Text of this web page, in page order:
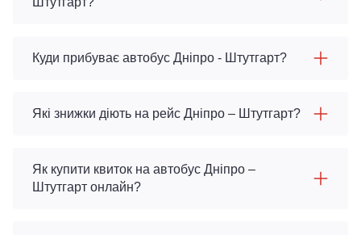
Куди прибуває автобус Дніпро - Штутгарт?
Які знижки діють на рейс Дніпро – Штутгарт?
Як купити квиток на автобус Дніпро –
Штутгарт онлайн?